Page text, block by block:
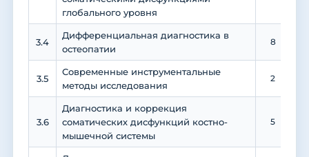
глобального уровня
3.4
Дифференциальная диагностика в
остеопатии
8
3.5
Современные инструментальные
методы исследования
2
3.6
Диагностика и коррекция
соматических дисфункций костно-
мышечной системы
5